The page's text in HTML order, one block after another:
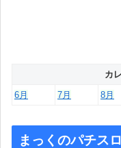
カ
6月
7月 8月
まっくのパチス